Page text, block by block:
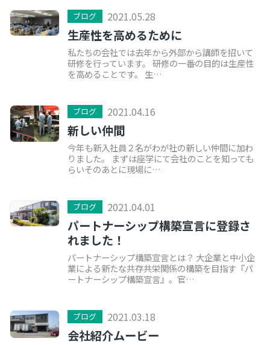
ブログ 2021.05.28
生産性を高めるために
私たちの会社では去年から外部から講師を招いて
研修を行っています。 研修の一番の目的は生産性
を高めることです。 生…
ブログ 2021.04.16
新しい仲間
今年も新入社員２名がわが社の新しい仲間に加わ
りました。 まずは座学にて会社のことを知っても
らいそのあとに現場に…
ブログ 2021.04.01
パートナーシップ構築宣言に登録さ
れました！
パートナーシップ構築宣言とは？ 大企業と中小企
業による新たな共存共栄関係の構築を目指す『パ
ートナーシップ構築宣言』。官…
ブログ 2021.03.18
会社紹介ムービー